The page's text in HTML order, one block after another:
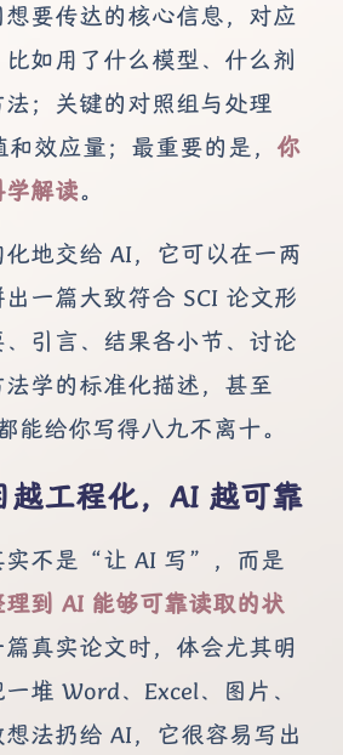
要传达的核心信息，对应
如用了什么模型、什么剂
；关键的对照组与处理
效应量；最重要的是， 你
解读。
地交给 AI，它可以在一两
一篇大致符合 SCI 论文形
引言、结果各小节、讨论
学的标准化描述，甚至
能给你写得八九不离十。
越工程化，AI 越可靠
实不是“让 AI 写”，而是
到 AI 能够可靠读取的状
真实论文时，体会尤其明
堆 Word、Excel、图片、
法扔给 AI，它很容易写出